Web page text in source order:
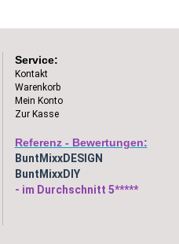
Service:
Kontakt
Warenkorb
Mein Konto
Zur Kasse
Referenz - Bewertungen:
BuntMixxDESIGN
BuntMixxDIY
- im Durchschnitt 5*****